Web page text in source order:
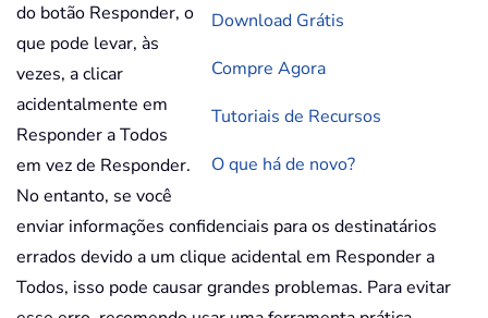
Download Grátis
Compre Agora
Tutoriais de Recursos
O que há de novo?
do botão Responder, o
que pode levar, às
vezes, a clicar
acidentalmente em
Responder a Todos
em vez de Responder.
No entanto, se você
enviar informações confidenciais para os destinatários
errados devido a um clique acidental em Responder a
Todos, isso pode causar grandes problemas. Para evitar